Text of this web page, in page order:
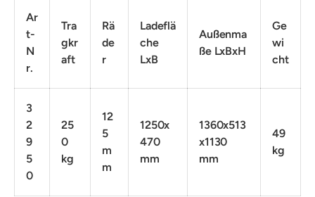
Ar
t-
N
r.
Tra
gkr
aft
Rä
de
r
Ladeflä
che
LxB
Außenma
ße LxBxH
Ge
wi
cht
3
2
9
5
0
25
0
kg
12
5
m
m
1250x
470
mm
1360x513
x1130
mm
49
kg